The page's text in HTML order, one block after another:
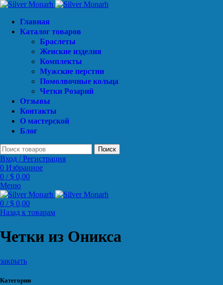
Главная
Каталог товаров
Браслеты
Женские изделия
Комплекты
Мужские перстни
Помолвочные кольца
Четки Розарий
Отзывы
Контакты
О мастерской
Блог
Поиск
Вход / Регистрация
0 Избранное
0 / $ 0,00
Меню
0 / $ 0,00
Назад к товарам
Четки из Оникса
закрыть
Категории